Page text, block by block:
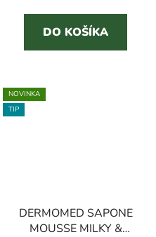
DO KOŠÍKA
NOVINKA
TIP
DERMOMED SAPONE
MOUSSE MILKY &